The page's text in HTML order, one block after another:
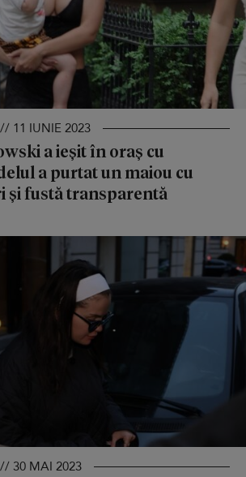
// 11 IUNIE 2023
a ieșit în oraș cu
a purtat un maiou cu
și fustă transparentă
// 30 MAI 2023